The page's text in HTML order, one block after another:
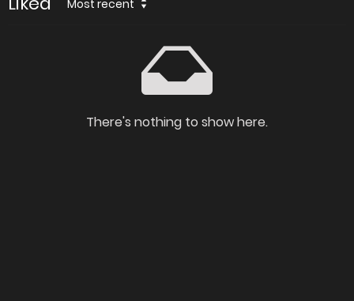
Most recent
There's nothing to show here.